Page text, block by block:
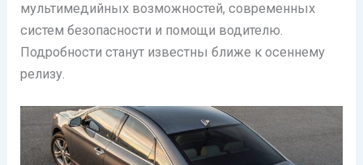
мультимедийных возможностей, современных
систем безопасности и помощи водителю.
Подробности станут известны ближе к осеннему
релизу.